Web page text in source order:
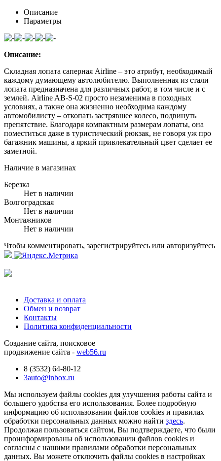
Описание
Параметры
Описание:
Складная лопата саперная Airline – это атрибут, необходимый
каждому думающему автолюбителю. Выполненная из стали
лопата предназначена для различных работ, в том числе и с
землей. Airline AB-S-02 просто незаменима в походных
условиях, а также она жизненно необходима каждому
автомобилисту – откопать застрявшее колесо, подвинуть
препятствие. Благодаря компактным размерам лопаты, она
поместиться даже в туристический рюкзак, не говоря уж про
багажник машины, а яркий привлекательный цвет сделает ее
заметной.
Наличие в магазинах
Березка
Нет в наличии
Волгоградская
Нет в наличии
Монтажников
Нет в наличии
Чтобы комментировать, зарегистрируйтесь или авторизуйтесь
Доставка и оплата
Обмен и возврат
Контакты
Политика конфиденциальности
Создание сайта, поисковое
продвижение сайта - web56.ru
8 (3532) 64-80-12
3auto@inbox.ru
Мы используем файлы cookies для улучшения работы сайта и
большего удобства его использования. Более подробную
информацию об использовании файлов cookies и правилах
обработки персональных данных можно найти здесь.
Продолжая пользоваться сайтом, Вы подтверждаете, что были
проинформированы об использовании файлов cookies и
согласны с нашими правилами обработки персональных
данных. Вы можете отключить файлы cookies в настройках